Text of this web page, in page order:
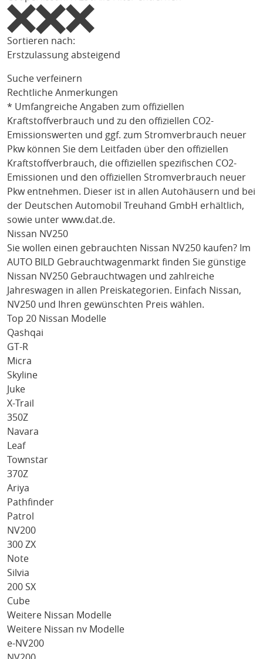
Sortieren nach:
Erstzulassung absteigend
Suche verfeinern
Rechtliche Anmerkungen
* Umfangreiche Angaben zum offiziellen
Kraftstoffverbrauch und zu den offiziellen CO2-
Emissionswerten und ggf. zum Stromverbrauch neuer
Pkw können Sie dem Leitfaden über den offiziellen
Kraftstoffverbrauch, die offiziellen spezifischen CO2-
Emissionen und den offiziellen Stromverbrauch neuer
Pkw entnehmen. Dieser ist in allen Autohäusern und bei
der Deutschen Automobil Treuhand GmbH erhältlich,
sowie unter www.dat.de.
Nissan NV250
Sie wollen einen gebrauchten Nissan NV250 kaufen? Im
AUTO BILD Gebrauchtwagenmarkt finden Sie günstige
Nissan NV250 Gebrauchtwagen und zahlreiche
Jahreswagen in allen Preiskategorien. Einfach Nissan,
NV250 und Ihren gewünschten Preis wählen.
Top 20 Nissan Modelle
Qashqai
GT-R
Micra
Skyline
Juke
X-Trail
350Z
Navara
Leaf
Townstar
370Z
Ariya
Pathfinder
Patrol
NV200
300 ZX
Note
Silvia
200 SX
Cube
Weitere Nissan Modelle
Weitere Nissan nv Modelle
e-NV200